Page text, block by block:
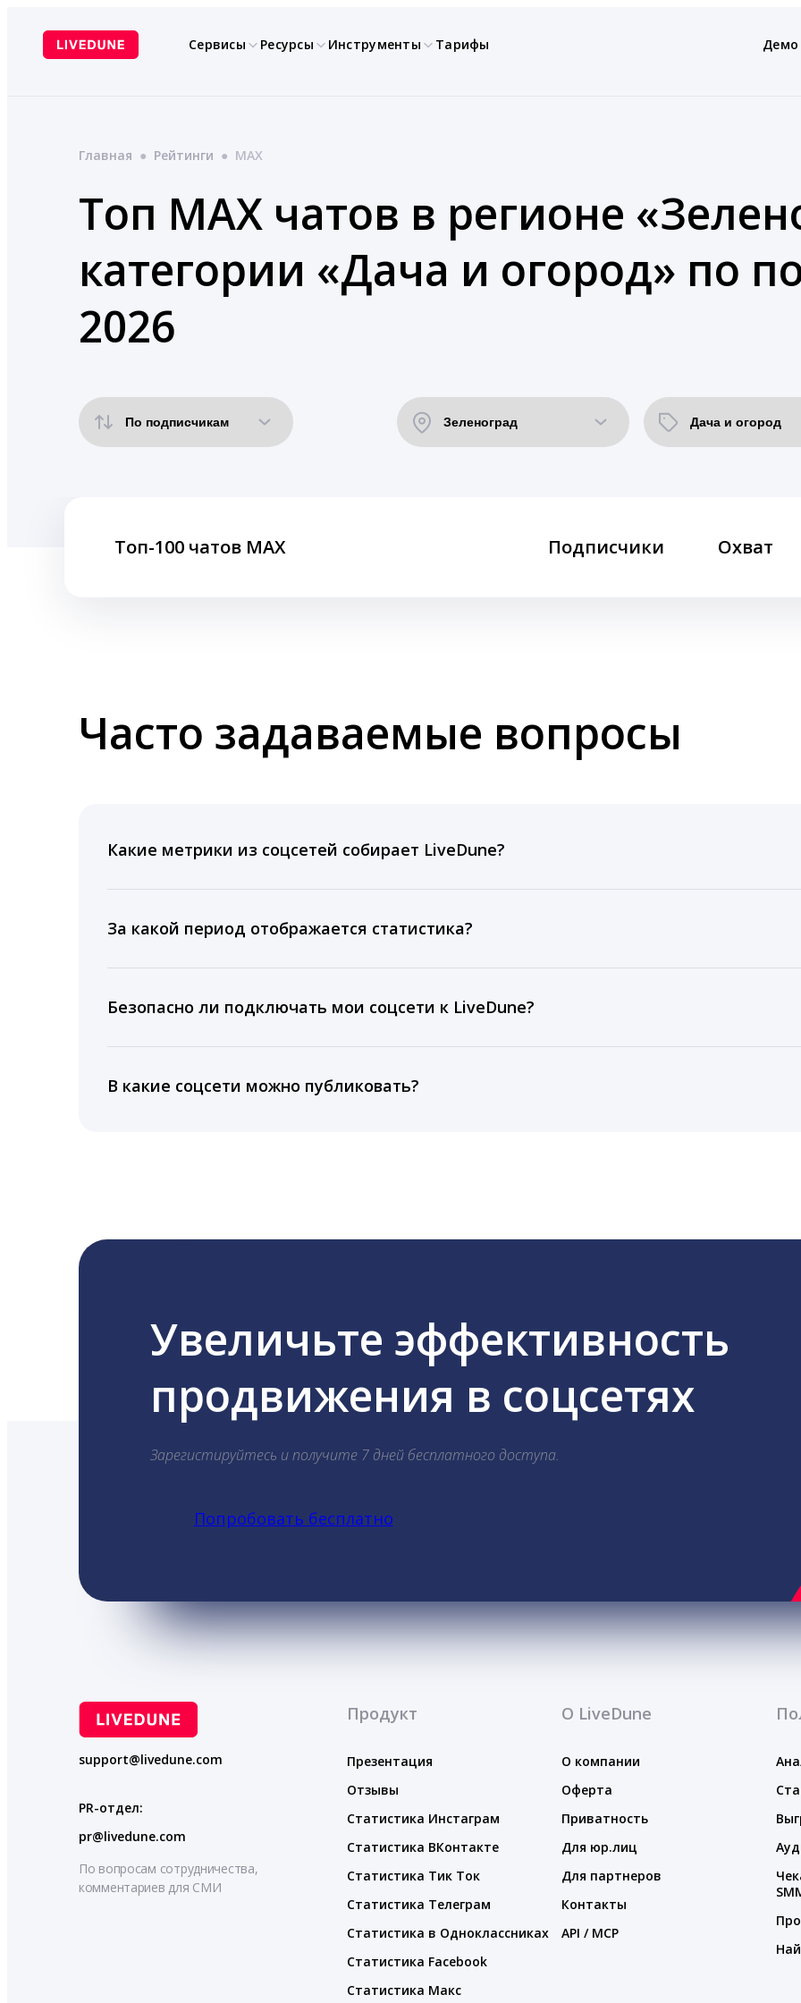
содержимому
Сервисы Ресурсы Инструменты Тарифы Демо
Главная ● Рейтинги ● MAX
Топ MAX чатов в регионе
категории «Дача и огород» по
2026
Топ-100 чатов MAX Подписчики Охват
Часто задаваемые вопросы
Какие метрики из соцсетей собирает LiveDune?
время для публикации, показываем лучшие посты и присылаем автоматические отчеты с
За какой период отображается статистика?
подключении тарифа Блогер. При оплате тарифа Бизнес отображаются сведения за 3 года, а
5 лет.
Безопасно ли подключать мои соцсети к LiveDune?
информацию третьим лицам.
В какие соцсети можно публиковать?
Увеличьте эффективность
продвижения в соцсетях
Зарегистируйтесь и получите 7 дней бесплатного доступа.
Попробовать бесплатно
support@livedune.com
PR-отдел:
pr@livedune.com
По вопросам сотрудничества,
комментариев для СМИ
Продукт
Презентация
Отзывы
Статистика Инстаграм
Статистика ВКонтакте
Статистика Тик Ток
Статистика Телеграм
Статистика в Одноклассниках
Статистика Facebook
Статистика Макс
О LiveDune
О компании
Оферта
Приватность
Для юр.лиц
Для партнеров
Контакты
API / MCP